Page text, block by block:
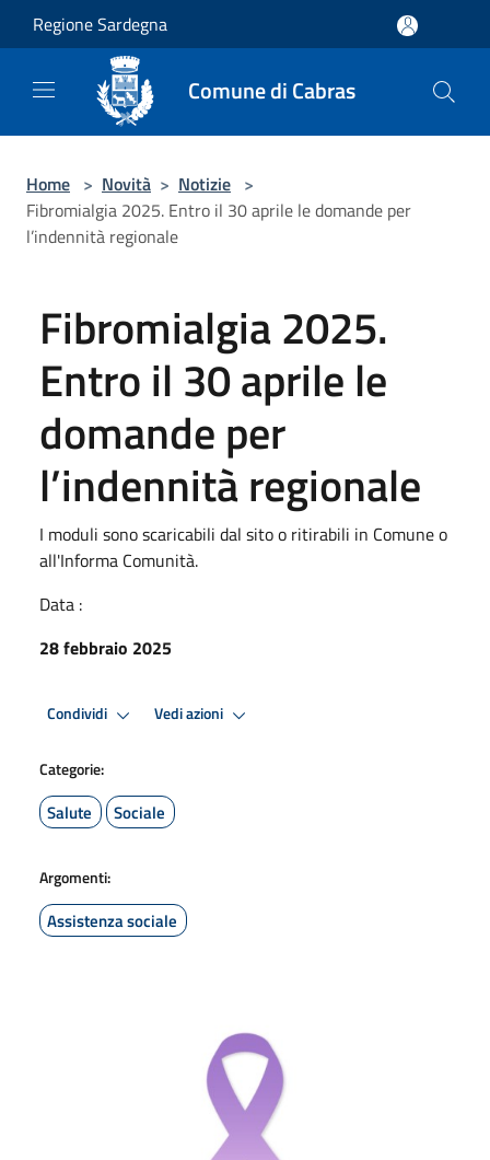
Salta al contenuto principale
Regione Sardegna
Comune di Cabras
Home > Novità > Notizie >
Fibromialgia 2025. Entro il 30 aprile le domande per
l’indennità regionale
Fibromialgia 2025.
Entro il 30 aprile le
domande per
l’indennità regionale
I moduli sono scaricabili dal sito o ritirabili in Comune o
all'Informa Comunità.
Data :
28 febbraio 2025
Condividi Vedi azioni
Categorie:
Salute Sociale
Argomenti:
Assistenza sociale